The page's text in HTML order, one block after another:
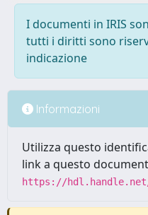
I documenti in IRIS
tutti i diritti sono
indicazione
Informazioni
Utilizza questo
link a questo
https://hdl.handle.net/